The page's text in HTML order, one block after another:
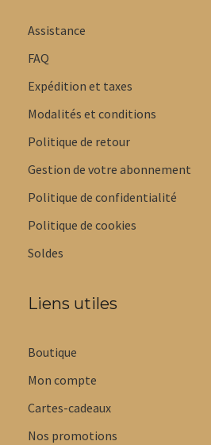
Assistance
FAQ
Expédition et taxes
Modalités et conditions
Politique de retour
Gestion de votre abonnement
Politique de confidentialité
Politique de cookies
Soldes
Liens utiles
Boutique
Mon compte
Cartes-cadeaux
Nos promotions